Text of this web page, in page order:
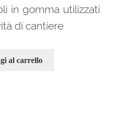
in gomma utilizzati
di cantiere
al carrello